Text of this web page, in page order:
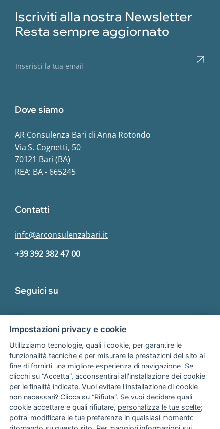
Iscriviti alla nostra Newsletter
Resta sempre aggiornato
Dove siamo
AR Consulenza Bari di Anna Rotondo
Via S. Cognetti, 50
70121 Bari (BA)
REA: BA - 665245
Contatti
+39 392 382 47 00
info@arconsulenzabari.it
Seguici su
Associato
Impostazioni privacy e cookie
Utilizziamo tecnologie, quali i cookie, per garantire le
funzionalità tecniche e per misurare le prestazioni del sito al
fine di fornirti una migliore esperienza di navigazione. Se
clicchi su “Accetta”, acconsentirai all'installazione dei cookie
per le finalità indicate. Vuoi evitare l'installazione di cookie
non necessari? Clicca su “Rifiuta”. Se vuoi decidere quali
cookie accettare e quali rifiutare, personalizza le tue scelte;
potrai modificare le tue preferenze in qualsiasi momento